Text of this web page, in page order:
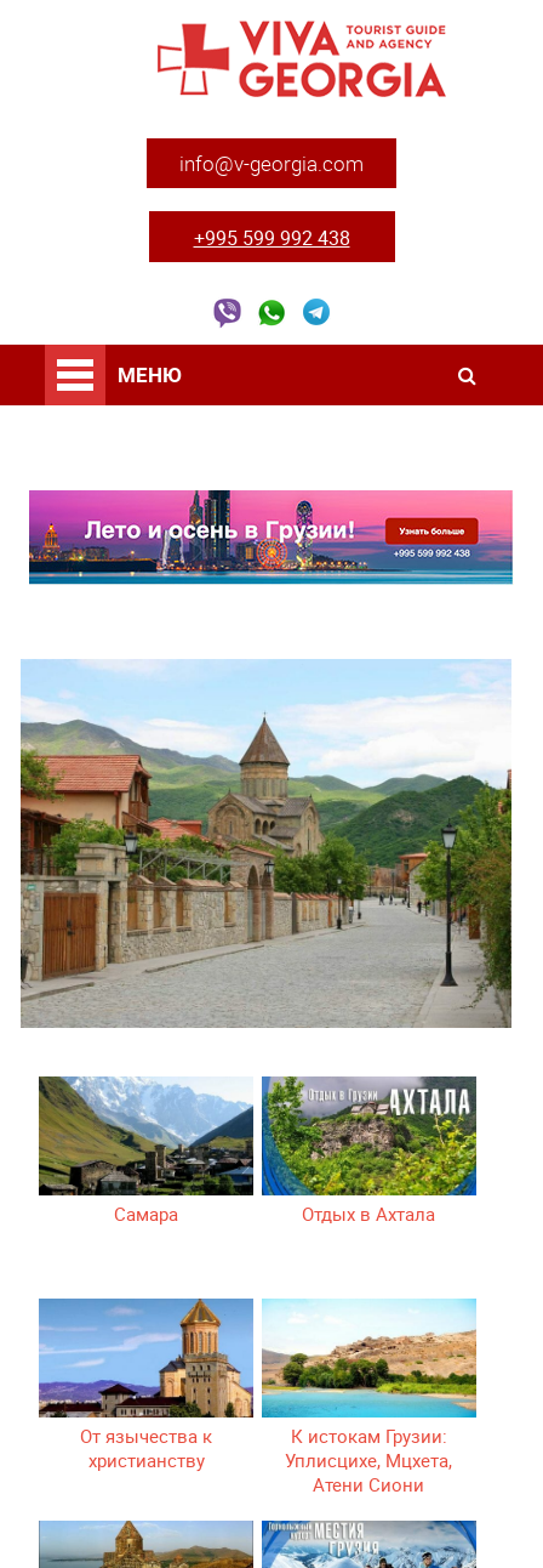
info@v-georgia.com
+995 599 992 438
МЕНЮ
Самара Отдых в Ахтала
От язычества к
христианству
К истокам Грузии:
Уплисцихе, Мцхета,
Атени Сиони